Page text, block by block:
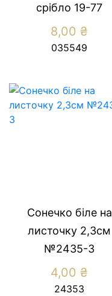
срібло 19-77
8,00 ₴
035549
Сонечко біле на
листочку 2,3см
№2435-3
4,00 ₴
24353